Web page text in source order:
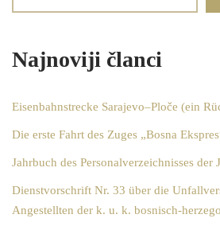
Najnoviji članci
Eisenbahnstrecke Sarajevo–Ploče (ein
Die erste Fahrt des Zuges „Bosna
Jahrbuch des Personalverzeichnisses der
Dienstvorschrift Nr. 33 über die
Angestellten der k. u. k. bosnisch-